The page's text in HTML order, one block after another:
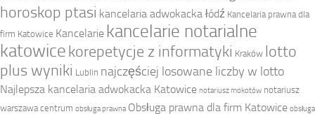
horoskop ptasi kancelaria adwokacka łódź Kancelaria prawna dla
firm Katowice Kancelarie kancelarie notarialne
katowicekorepetycje z informatyki Kraków lotto
plus wyniki Lublin najczęściej losowane liczby w lotto
Najlepsza kancelaria adwokacka Katowice notariusz mokotów notariusz
warszawa centrum obsługa prawna Obsługa prawna dla firm Katowice obsługa